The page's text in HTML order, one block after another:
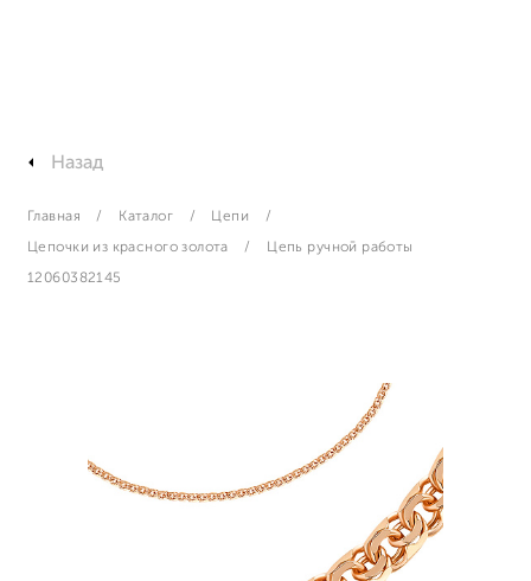
Назад
Главная Каталог Цепи
Цепочки из красного золота Цепь ручной работы
12060382145